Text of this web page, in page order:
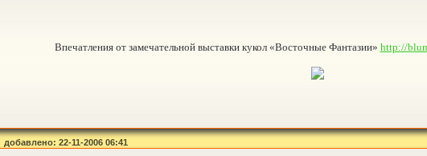
Впечатления от замечательной выставки кукол «Восточные Фантазии» http://
добавлено: 22-11-2006 06:41